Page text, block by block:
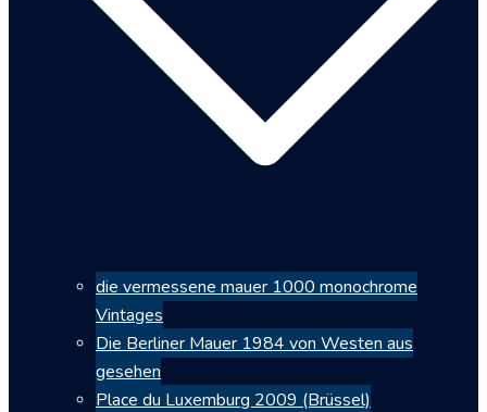
die vermessene mauer 1000 monochrome
Vintages
Die Berliner Mauer 1984 von Westen aus
gesehen
Place du Luxemburg 2009 (Brüssel)